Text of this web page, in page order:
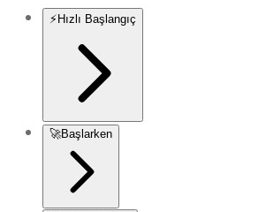
⚡ Hızlı Başlangıç
🚀Başlarken